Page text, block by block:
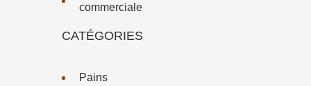
commerciale
CATÉGORIES
Pains